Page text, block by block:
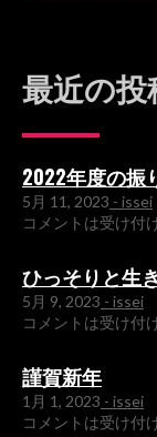
ビ
ゲ
ー
シ
ン
最近の投
2022年度の振
5月 11, 2023 - issei
コメントは受け付
ひっそりと生
5月 9, 2023 - issei
コメントは受け付
謹賀新年
1月 1, 2023 - issei
コメントは受け付